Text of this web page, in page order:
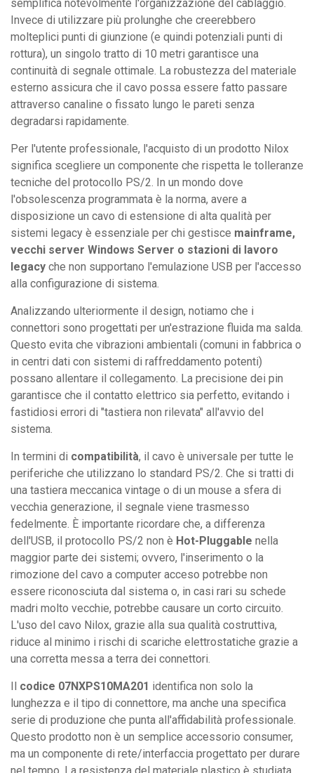
semplifica notevolmente l'organizzazione del cablaggio.
Invece di utilizzare più prolunghe che creerebbero
molteplici punti di giunzione (e quindi potenziali punti di
rottura), un singolo tratto di 10 metri garantisce una
continuità di segnale ottimale. La robustezza del materiale
esterno assicura che il cavo possa essere fatto passare
attraverso canaline o fissato lungo le pareti senza
degradarsi rapidamente.
Per l'utente professionale, l'acquisto di un prodotto Nilox
significa scegliere un componente che rispetta le tolleranze
tecniche del protocollo PS/2. In un mondo dove
l'obsolescenza programmata è la norma, avere a
disposizione un cavo di estensione di alta qualità per
sistemi legacy è essenziale per chi gestisce mainframe,
vecchi server Windows Server o stazioni di lavoro
legacy che non supportano l'emulazione USB per l'accesso
alla configurazione di sistema.
Analizzando ulteriormente il design, notiamo che i
connettori sono progettati per un'estrazione fluida ma salda.
Questo evita che vibrazioni ambientali (comuni in fabbrica o
in centri dati con sistemi di raffreddamento potenti)
possano allentare il collegamento. La precisione dei pin
garantisce che il contatto elettrico sia perfetto, evitando i
fastidiosi errori di "tastiera non rilevata" all'avvio del
sistema.
In termini di compatibilità, il cavo è universale per tutte le
periferiche che utilizzano lo standard PS/2. Che si tratti di
una tastiera meccanica vintage o di un mouse a sfera di
vecchia generazione, il segnale viene trasmesso
fedelmente. È importante ricordare che, a differenza
dell'USB, il protocollo PS/2 non è Hot-Pluggable nella
maggior parte dei sistemi; ovvero, l'inserimento o la
rimozione del cavo a computer acceso potrebbe non
essere riconosciuta dal sistema o, in casi rari su schede
madri molto vecchie, potrebbe causare un corto circuito.
L'uso del cavo Nilox, grazie alla sua qualità costruttiva,
riduce al minimo i rischi di scariche elettrostatiche grazie a
una corretta messa a terra dei connettori.
Il codice 07NXPS10MA201 identifica non solo la
lunghezza e il tipo di connettore, ma anche una specifica
serie di produzione che punta all'affidabilità professionale.
Questo prodotto non è un semplice accessorio consumer,
ma un componente di rete/interfaccia progettato per durare
nel tempo. La resistenza del materiale plastico è studiata